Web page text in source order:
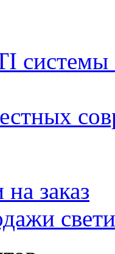
системы
заказ